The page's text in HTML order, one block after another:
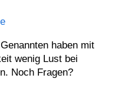
haben mit
wenig Lust bei
Noch Fragen?